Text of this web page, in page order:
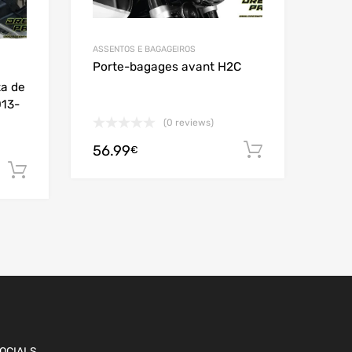
de
ASSENTOS E BAGAGEIROS
Porte-bagages avant H2C
(0 reviews)
56.99€